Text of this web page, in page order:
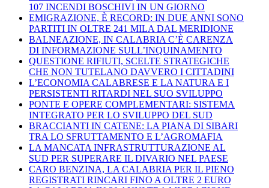
107 INCENDI BOSCHIVI IN UN GIORNO
EMIGRAZIONE, È RECORD: IN DUE ANNI SONO
PARTITI IN OLTRE 241 MILA DAL MERIDIONE
BALNEAZIONE, IN CALABRIA C’È CARENZA
DI INFORMAZIONE SULL’INQUINAMENTO
QUESTIONE RIFIUTI, SCELTE STRATEGICHE
CHE NON TUTELANO DAVVERO I CITTADINI
L’ECONOMIA CALABRESE E LA NATURA E I
PERSISTENTI RITARDI NEL SUO SVILUPPO
PONTE E OPERE COMPLEMENTARI: SISTEMA
INTEGRATO PER LO SVILUPPO DEL SUD
BRACCIANTI IN CATENE: LA PIANA DI SIBARI
TRA LO SFRUTTAMENTO E L’AGROMAFIA
LA MANCATA INFRASTRUTTURAZIONE AL
SUD PER SUPERARE IL DIVARIO NEL PAESE
CARO BENZINA, LA CALABRIA PER IL PIENO
REGISTRATI RINCARI FINO A OLTRE 2 EURO